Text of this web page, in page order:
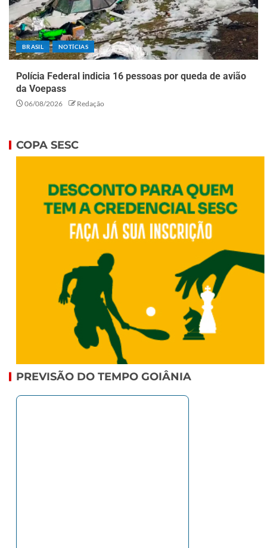
BRASIL NOTÍCIAS
Polícia Federal indicia 16 pessoas por queda de avião
da Voepass
06/08/2026 Redação
COPA SESC
PREVISÃO DO TEMPO GOIÂNIA